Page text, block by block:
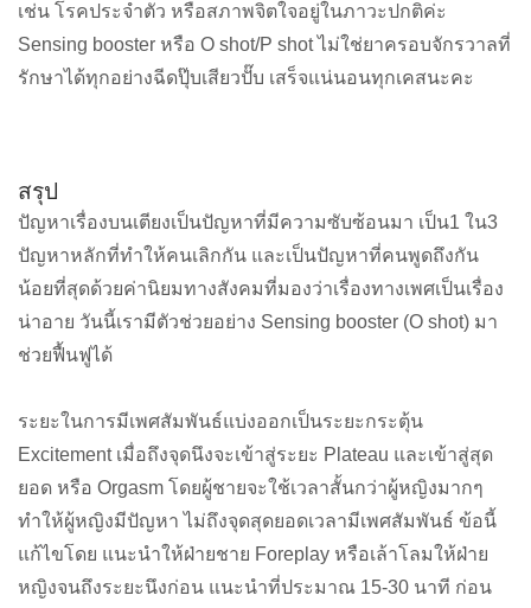
เช่น โรคประจำตัว หรือสภาพจิตใจอยู่ในภาวะปกติค่ะ
Sensing booster หรือ O shot/P shot ไม่ใช่ยาครอบจักรวาลที่
รักษาได้ทุกอย่างฉีดปุ๊บเสียวปั๊บ เสร็จแน่นอนทุกเคสนะคะ
สรุป
ปัญหาเรื่องบนเตียงเป็นปัญหาที่มีความซับซ้อนมา เป็น1 ใน3
ปัญหาหลักที่ทำให้คนเลิกกัน และเป็นปัญหาที่คนพูดถึงกัน
น้อยที่สุดด้วยค่านิยมทางสังคมที่มองว่าเรื่องทางเพศเป็นเรื่อง
น่าอาย วันนี้เรามีตัวช่วยอย่าง Sensing booster (O shot) มา
ช่วยฟื้นฟูได้
ระยะในการมีเพศสัมพันธ์แบ่งออกเป็นระยะกระตุ้น
Excitement เมื่อถึงจุดนึงจะเข้าสู่ระยะ Plateau และเข้าสู่สุด
ยอด หรือ Orgasm โดยผู้ชายจะใช้เวลาสั้นกว่าผู้หญิงมากๆ
ทำให้ผู้หญิงมีปัญหา ไม่ถึงจุดสุดยอดเวลามีเพศสัมพันธ์ ข้อนี้
แก้ไขโดย แนะนำให้ฝ่ายชาย Foreplay หรือเล้าโลมให้ฝ่าย
หญิงจนถึงระยะนึงก่อน แนะนำที่ประมาณ 15-30 นาที ก่อน